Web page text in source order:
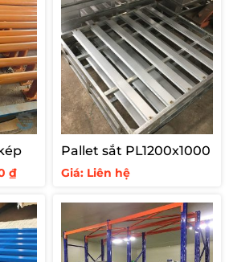
₫.
₫Giá
là:
900.000 ₫.
Pallet sắt PL1200x1000
Giá: Liên hệ